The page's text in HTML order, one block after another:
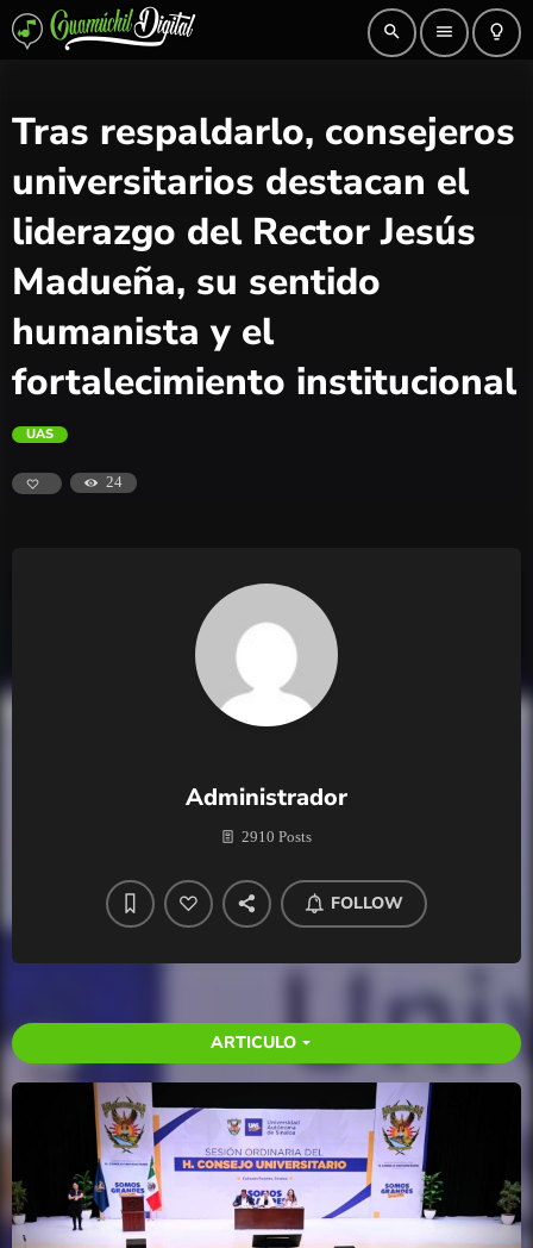
search menu lightbulb_outline
Tras respaldarlo, consejeros
universitarios destacan el
liderazgo del Rector Jesús
Madueña, su sentido
humanista y el
fortalecimiento institucional
UAS
24
Administrador
2910 Posts
FOLLOW
ARTICULO arrow_drop_down